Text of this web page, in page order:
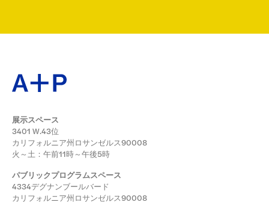
展示スペース
3401 W.43位
カリフォルニア州ロサンゼルス90008
火～土：午前11時～午後5時
パブリックプログラムスペース
4334デグナンブールバード
カリフォルニア州ロサンゼルス90008